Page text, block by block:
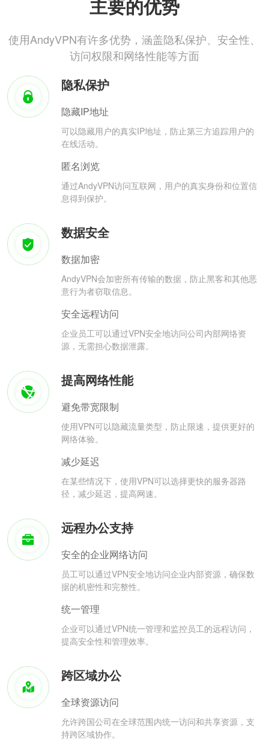
主要的优势
使用AndyVPN有许多优势，涵盖隐私保护、安全性、
访问权限和网络性能等方面
隐私保护
隐藏IP地址
可以隐藏用户的真实IP地址，防止第三方追踪用户的
在线活动。
匿名浏览
通过AndyVPN访问互联网，用户的真实身份和位置信
息得到保护。
数据安全
数据加密
AndyVPN会加密所有传输的数据，防止黑客和其他恶
意行为者窃取信息。
安全远程访问
企业员工可以通过VPN安全地访问公司内部网络资
源，无需担心数据泄露。
提高网络性能
避免带宽限制
使用VPN可以隐藏流量类型，防止限速，提供更好的
网络体验。
减少延迟
在某些情况下，使用VPN可以选择更快的服务器路
径，减少延迟，提高网速。
远程办公支持
安全的企业网络访问
员工可以通过VPN安全地访问企业内部资源，确保数
据的机密性和完整性。
统一管理
企业可以通过VPN统一管理和监控员工的远程访问，
提高安全性和管理效率。
跨区域办公
全球资源访问
允许跨国公司在全球范围内统一访问和共享资源，支
持跨区域协作。